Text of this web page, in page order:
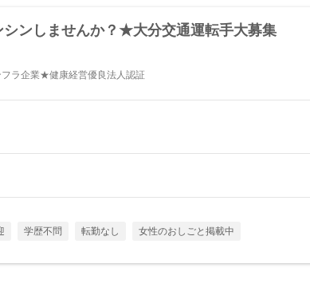
シンしませんか？★大分交通運転手大募集
ラ企業★健康経営優良法人認証
学歴不問 転勤なし 女性のおしごと掲載中